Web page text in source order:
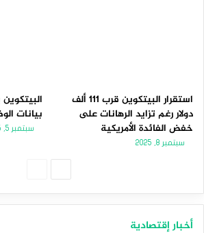
استقرار البيتكوين قرب 111 ألف
دولار رغم تزايد الرهانات على
خفض الفائدة الأمريكية
سبتمبر 8, 2025
بيانات
سبتمبر 5, 2025
أخبار إقتصادية